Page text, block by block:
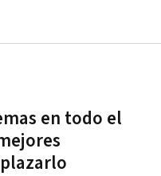
en todo el